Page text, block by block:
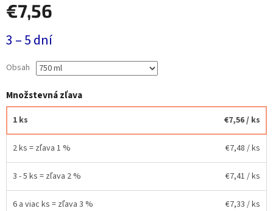
€7,56
cena:
3 – 5 dní
Obsah
Množstevná zľava
1 ks €7,56/ ks
2 ks = zľava 1 % €7,48 / ks
3 - 5 ks = zľava 2 % €7,41 / ks
6 a viac ks = zľava 3 % €7,33 / ks